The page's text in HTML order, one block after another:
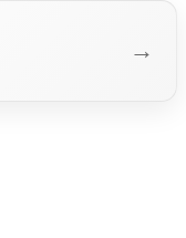
→